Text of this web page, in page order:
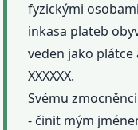
fyzickými
inkasa plateb
veden jako
XXXXXX.
Svému
- činit mým